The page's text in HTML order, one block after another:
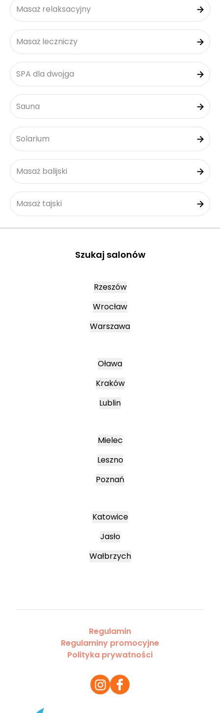
Masaż relaksacyjny
Masaż leczniczy
SPA dla dwojga
Sauna
Solarium
Masaż balijski
Masaż tajski
Szukaj salonów
Rzeszów
Wrocław
Warszawa
Oława
Kraków
Lublin
Mielec
Leszno
Poznań
Katowice
Jasło
Wałbrzych
Regulamin
Regulaminy promocyjne
Polityka prywatności